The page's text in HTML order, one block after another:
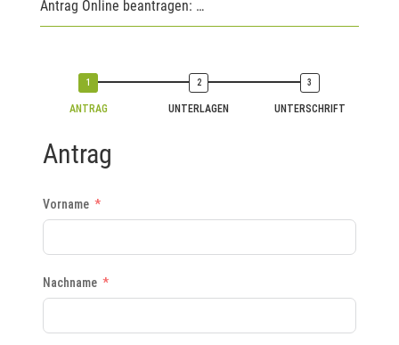
Antrag Online beantragen: …
ANTRAG UNTERLAGEN UNTERSCHRIFT
Antrag
Vorname
Nachname